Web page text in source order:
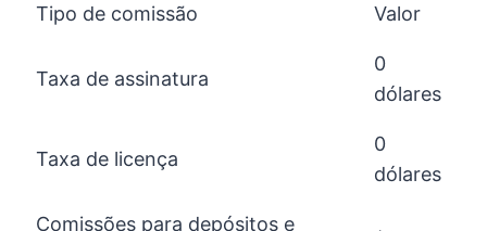
Tipo de comissão Valor
Taxa de assinatura
0
dólares
Taxa de licença
0
dólares
Comissões para depósitos e